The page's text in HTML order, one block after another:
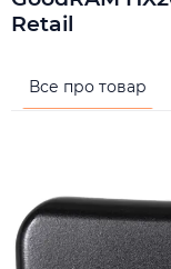
Retail
Все про товар